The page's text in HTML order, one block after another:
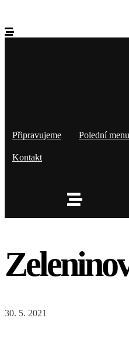
Připravujeme Polední menu
Kontakt
30. 5. 2021
Address